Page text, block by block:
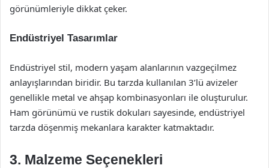
görünümleriyle dikkat çeker.
Endüstriyel Tasarımlar
Endüstriyel stil, modern yaşam alanlarının vazgeçilmez
anlayışlarından biridir. Bu tarzda kullanılan 3’lü avizeler
genellikle metal ve ahşap kombinasyonları ile oluşturulur.
Ham görünümü ve rustik dokuları sayesinde, endüstriyel
tarzda döşenmiş mekanlara karakter katmaktadır.
3. Malzeme Seçenekleri